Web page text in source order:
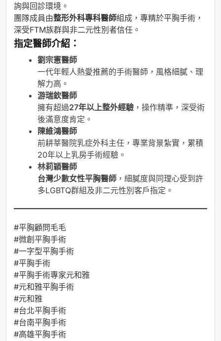
詢與回診環境。
團隊成員由整形外科專科醫師組成，專精於平胸手術，
深受FTM族群與非二元性別者信任。
指定醫師介紹：
劉宗憲醫師
一代年輕人熱愛推薦的手術醫師，風格細膩、理
解力高。
游瑞欽醫師
擁有超過27年以上整外經驗 ，操作精準，深受術
後滿意度肯定。
陳維鴻醫師
前耕莘醫院乳症外科主任，專業背景紮實，累積
20年以上乳房手術經驗。
林莉穎醫師
台灣少數女性平胸醫師 ，細膩度與同理心受到許
多LGBTQ群組及非二元性別客戶指定。
#平胸顧問毛毛
#微創平胸手術
#一字型平胸手術
#平胸手術
#平胸手術專家元和雅
#元和雅平胸手術
#元和雅
#台北平胸手術
#台南平胸手術
#高雄平胸手術